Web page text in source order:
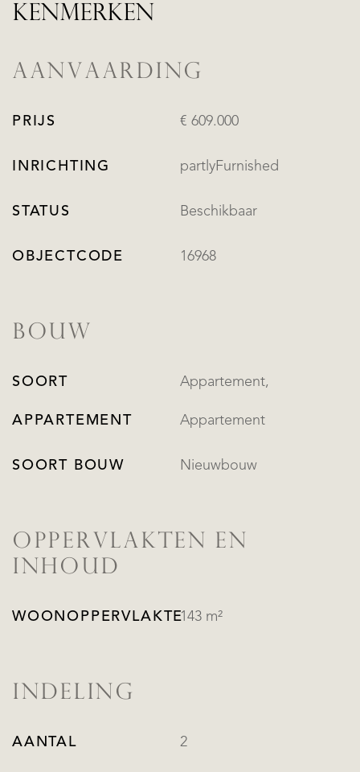
KENMERKEN
AANVAARDING
PRIJS € 609.000
INRICHTING partlyFurnished
STATUS Beschikbaar
OBJECTCODE 16968
BOUW
SOORT
APPARTEMENT
Appartement,
Appartement
SOORT BOUW Nieuwbouw
OPPERVLAKTEN EN
INHOUD
WOONOPPERVLAKTE143 m²
INDELING
AANTAL 2